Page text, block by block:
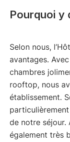
Pourquoi y
Selon nous,
avantages.
chambres
rooftop, nous
établissement.
de notre
également très